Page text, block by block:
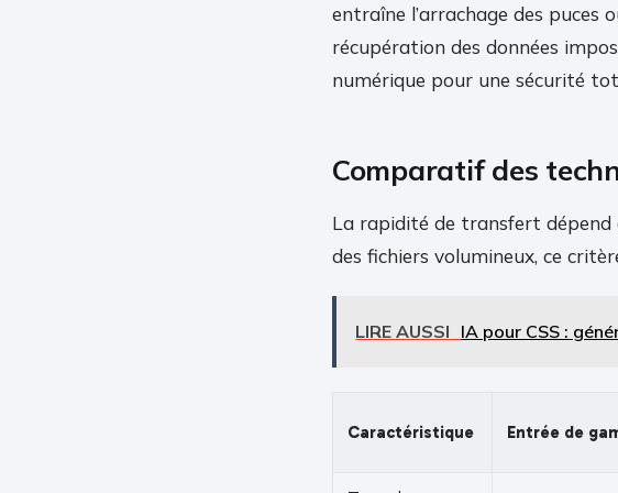
entraîne l’arrachage des puces
récupération des données
numérique pour une sécurité
Comparatif des
La rapidité de transfert dépend
des fichiers volumineux, ce
LIRE AUSSI IA pour CSS :
Caractéristique Entrée de